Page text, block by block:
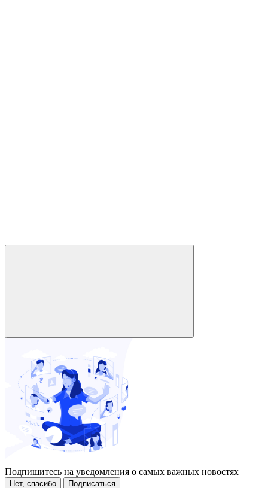
Подпишитесь на уведомления о самых важных новостях
Нет, спасибо Подписаться